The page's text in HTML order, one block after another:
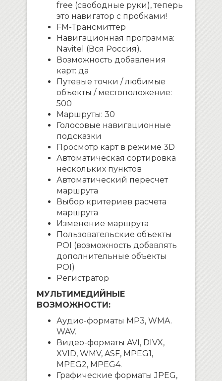
free (свободные руки), теперь
это навигатор с пробками!
FM-Трансмиттер
Навигационная программа:
Navitel (Вся Россия).
Возможность добавления
карт: да
Путевые точки / любимые
объекты / местоположение:
500
Маршруты: 30
Голосовые навигационные
подсказки
Просмотр карт в режиме 3D
Автоматическая сортировка
нескольких пунктов
Автоматический пересчет
маршрута
Выбор критериев расчета
маршрута
Изменение маршрута
Пользовательские объекты
POI (возможность добавлять
дополнительные объекты
POI)
Регистратор
МУЛЬТИМЕДИЙНЫЕ
ВОЗМОЖНОСТИ:
Аудио-форматы MP3, WMA.
WAV.
Видео-форматы AVI, DIVX,
XVID, WMV, ASF, MPEG1,
MPEG2, MPEG4.
Графические форматы JPEG,